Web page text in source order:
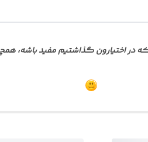
در اختیارون گذاشتیم مفید باشه،